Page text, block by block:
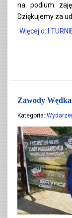
na podium
Dziękujemy za
Więcej o: I
Zawody
Kategoria: